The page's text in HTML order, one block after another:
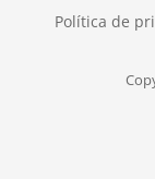
Política de